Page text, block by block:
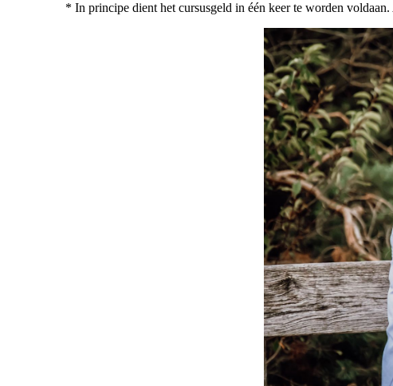
* In principe dient het cursusgeld in één keer te worden